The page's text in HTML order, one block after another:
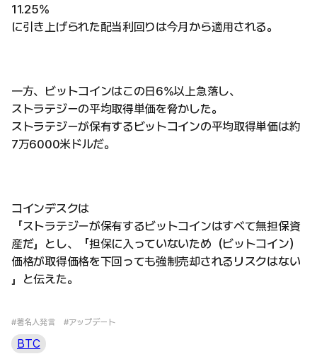
11.25%
に引き上げられた配当利回りは今月から適用される。
一方、ビットコインはこの日6%以上急落し、
ストラテジーの平均取得単価を脅かした。
ストラテジーが保有するビットコインの平均取得単価は約
7万6000米ドルだ。
コインデスクは
「ストラテジーが保有するビットコインはすべて無担保資
産だ」とし、「担保に入っていないため（ビットコイン）
価格が取得価格を下回っても強制売却されるリスクはない
」と伝えた。
#著名人発言 #アップデート
BTC